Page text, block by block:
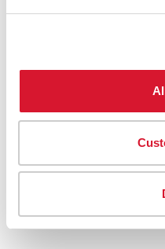
Équipe chargée des